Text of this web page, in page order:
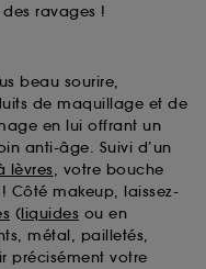
ravages !
beau sourire,
de maquillage et de
en lui offrant un
anti-âge. Suivi d’un
lèvres, votre bouche
Côté makeup, laissez-
(liquides ou en
métal, pailletés,
précisément votre